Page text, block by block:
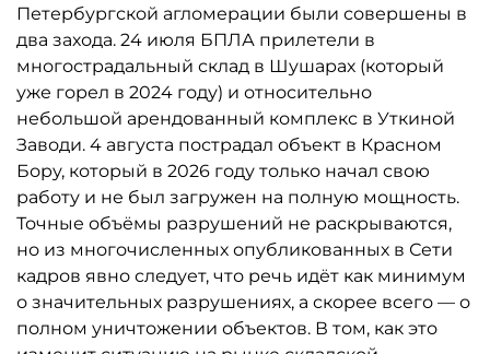
Петербургской агломерации были совершены в
два захода. 24 июля БПЛА прилетели в
многострадальный склад в Шушарах (который
уже горел в 2024 году) и относительно
небольшой арендованный комплекс в Уткиной
Заводи. 4 августа пострадал объект в Красном
Бору, который в 2026 году только начал свою
работу и не был загружен на полную мощность.
Точные объёмы разрушений не раскрываются,
но из многочисленных опубликованных в Сети
кадров явно следует, что речь идёт как минимум
о значительных разрушениях, а скорее всего — о
полном уничтожении объектов. В том, как это